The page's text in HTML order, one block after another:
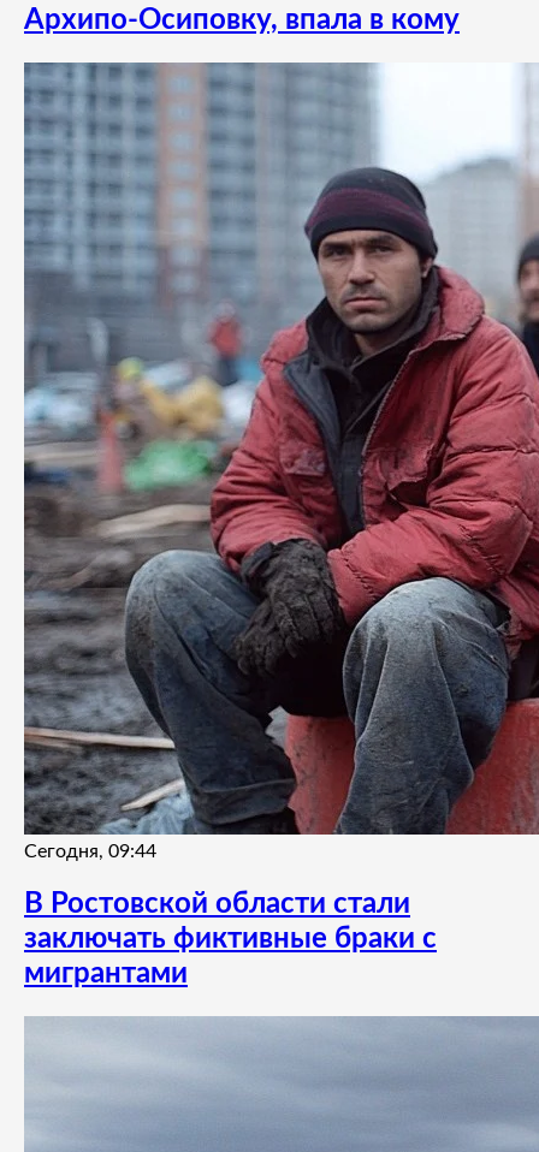
Архипо-Осиповку, впала в кому
Сегодня, 09:44
В Ростовской области стали
заключать фиктивные браки с
мигрантами